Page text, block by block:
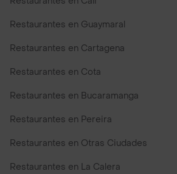
Restaurantes en Guaymaral
Restaurantes en Cartagena
Restaurantes en Cota
Restaurantes en Bucaramanga
Restaurantes en Pereira
Restaurantes en Otras Ciudades
Restaurantes en La Calera